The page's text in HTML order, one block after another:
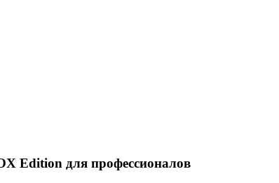
Edition для профессионалов